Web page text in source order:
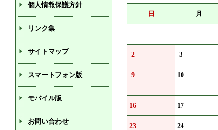
日 月
2 3
9 10
16 17
23 24
個人情報保護方針
リンク集
サイトマップ
スマートフォン版
モバイル版
お問い合わせ